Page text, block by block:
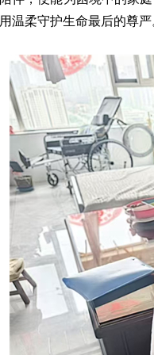
用温柔守护生命最后的尊严